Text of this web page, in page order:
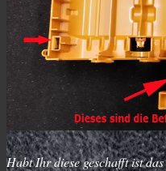
Habt Ihr diese geschafft ist